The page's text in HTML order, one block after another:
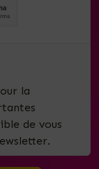
la
de vous